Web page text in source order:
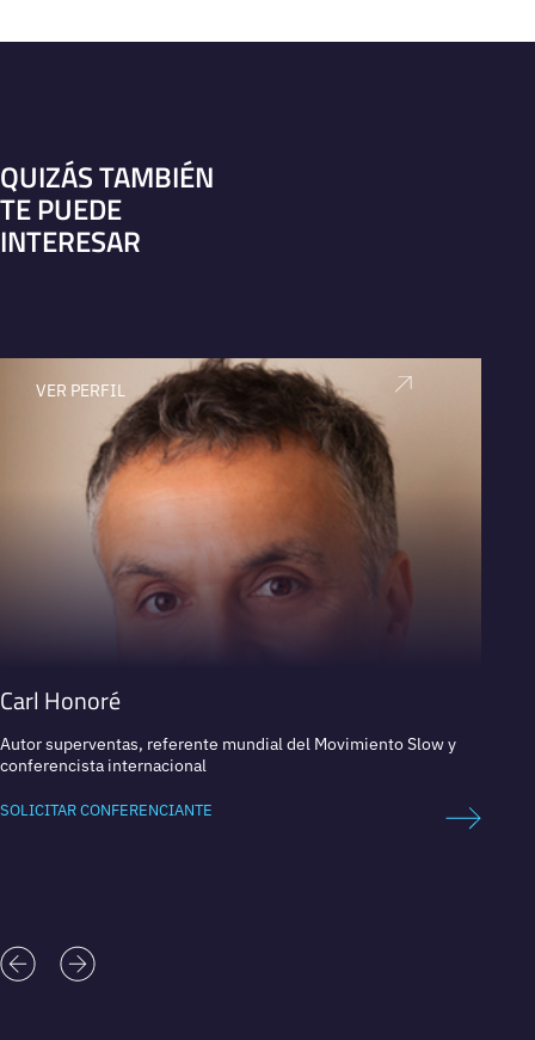
QUIZÁS TAMBIÉN
TE PUEDE
INTERESAR
VER PERFIL
Carl Honoré
Autor superventas, referente mundial del Movimiento Slow y
conferencista internacional
SOLICITAR CONFERENCIANTE